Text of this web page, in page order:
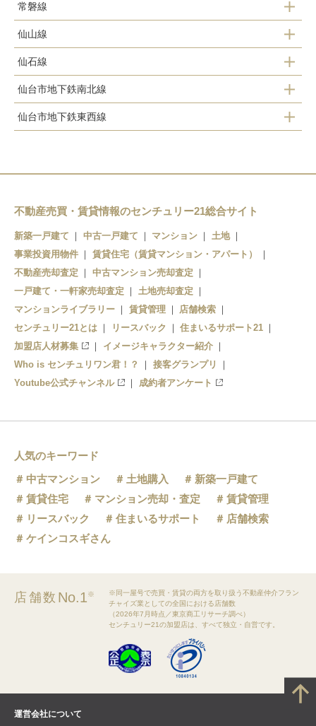
仙台
常磐線
仙台
仙山線
仙台
東照宮
北仙台
国見
陸前落合
愛子
熊ケ根
仙石線
あおば通
仙台
仙台市地下鉄南北線
旭ヶ丘
北四番丁
勾当台公園
広瀬通
五橋
仙台市地下鉄東西線
川内
国際センター
大町西公園
青葉通一番町
仙台
不動産売買・賃貸情報のセンチュリー21総合サイト
新築一戸建て 中古一戸建て マンション
土地
事業投資用物件
賃貸住宅（賃貸マンション・アパート）
不動産売却査定
中古マンション売却査定
一戸建て・一軒家売却査定
土地売却査定
マンションライブラリー
賃貸管理
店舗検索
センチュリー21とは
リースバック
住まいるサポート21
加盟店人材募集
イメージキャラクター紹介
Who is センチュリワン君！？
接客グランプリ
Youtube公式チャンネル
成約者アンケート
人気のキーワード
中古マンション
土地購入
新築一戸建て
賃貸住宅
マンション売却・査定
賃貸管理
リースバック
住まいるサポート
店舗検索
ケインコスギさん
店舗数 No.1※
※同一屋号で売買・賃貸の両方を取り扱う不動産仲介フラン
チャイズ業としての全国における店舗数
（2026年7月時点／東京商工リサーチ調べ）
センチュリー21の加盟店は、すべて独立・自営です。
運営会社について